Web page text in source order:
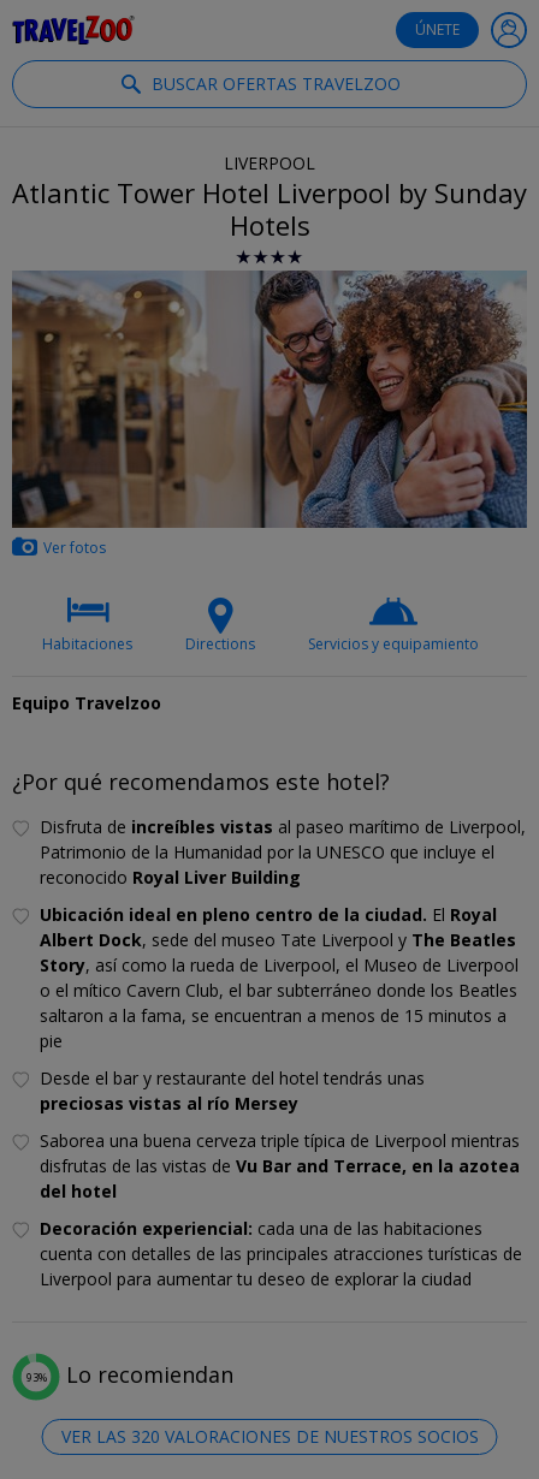
ÚNETE
BUSCAR OFERTAS TRAVELZOO
LIVERPOOL
Atlantic Tower Hotel Liverpool by Sunday
Hotels
Ver fotos
Habitaciones Directions Servicios y equipamiento
Equipo Travelzoo
¿Por qué recomendamos este hotel?
Disfruta de increíbles vistas al paseo marítimo de Liverpool,
Patrimonio de la Humanidad por la UNESCO que incluye el
reconocido Royal Liver Building
Ubicación ideal en pleno centro de la ciudad. El Royal
Albert Dock, sede del museo Tate Liverpool y The Beatles
Story, así como la rueda de Liverpool, el Museo de Liverpool
o el mítico Cavern Club, el bar subterráneo donde los Beatles
saltaron a la fama, se encuentran a menos de 15 minutos a
pie
Desde el bar y restaurante del hotel tendrás unas
preciosas vistas al río Mersey
Saborea una buena cerveza triple típica de Liverpool mientras
disfrutas de las vistas de Vu Bar and Terrace, en la azotea
del hotel
Decoración experiencial: cada una de las habitaciones
cuenta con detalles de las principales atracciones turísticas de
Liverpool para aumentar tu deseo de explorar la ciudad
93% Lo recomiendan
VER LAS 320 VALORACIONES DE NUESTROS SOCIOS